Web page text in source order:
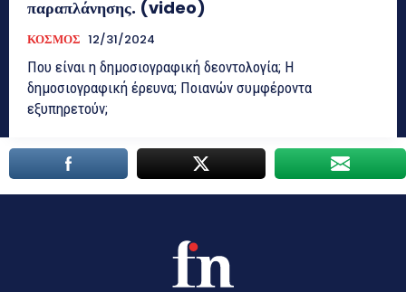
παραπλάνησης. (video)
ΚΟΣΜΟΣ 12/31/2024
Που είναι η δημοσιογραφική δεοντολογία; Η
δημοσιογραφική έρευνα; Ποιανών συμφέροντα
εξυπηρετούν;